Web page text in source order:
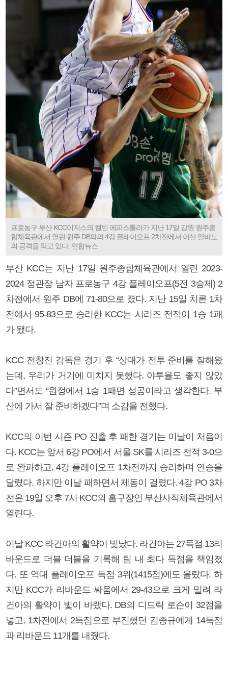
프로농구 부산 KCC이지스의 켈빈 에피스톨라가 지난 17일 강원 원주종
합체육관에서 열린 원주 DB와의 4강 플레이오프 2차전에서 이선 알바노
의 공격을 막고 있다. 연합뉴스
부산 KCC는 지난 17일 원주종합체육관에서 열린 2023-
2024 정관장 남자 프로농구 4강 플레이오프(5전 3승제) 2
차전에서 원주 DB에 71-80으로 졌다. 지난 15일 치른 1차
전에서 95-83으로 승리한 KCC는 시리즈 전적이 1승 1패
가 됐다.
KCC 전창진 감독은 경기 후 “상대가 전투 준비를 잘해왔
는데, 우리가 거기에 미치지 못했다. 야투율도 좋지 않았
다”면서도 “원정에서 1승 1패면 성공이라고 생각한다. 부
산에 가서 잘 준비하겠다”며 소감을 전했다.
KCC의 이번 시즌 PO 진출 후 패한 경기는 이날이 처음이
다. KCC는 앞서 6강 PO에서 서울 SK를 시리즈 전적 3-0으
로 완파하고, 4강 플레이오프 1차전까지 승리하며 연승을
달렸다. 하지만 이날 패하면서 제동이 걸렸다. 4강 PO 3차
전은 19일 오후 7시 KCC의 홈구장인 부산사직체육관에서
열린다.
이날 KCC 라건아의 활약이 빛났다. 라건아는 27득점 13리
바운드로 더블 더블을 기록해 팀 내 최다 득점을 책임졌
다. 또 역대 플레이오프 득점 3위(1415점)에도 올랐다. 하
지만 KCC가 리바운드 싸움에서 29-43으로 크게 밀려 라
건아의 활약이 빛이 바랬다. DB의 디드릭 로슨이 32점을
넣고, 1차전에서 2득점으로 부진했던 김종규에게 14득점
과 리바운드 11개를 내줬다.